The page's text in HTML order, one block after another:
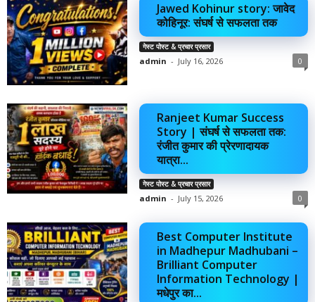
Jawed Kohinur story: जावेद
कोहिनूर: संघर्ष से सफलता तक
गेस्ट पोस्ट & प्रचार प्रसार
admin - July 16, 2026 0
Ranjeet Kumar Success
Story | संघर्ष से सफलता तक:
रंजीत कुमार की प्रेरणादायक
यात्रा...
गेस्ट पोस्ट & प्रचार प्रसार
admin - July 15, 2026 0
Best Computer Institute
in Madhepur Madhubani –
Brilliant Computer
Information Technology |
मधेपुर का...